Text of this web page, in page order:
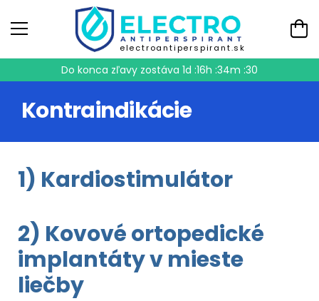
electroantiperspirant.sk
Do konca zľavy zostáva 1d :16h :34m :30
Kontraindikácie
1) Kardiostimulátor
2) Kovové ortopedické
implantáty v mieste
liečby